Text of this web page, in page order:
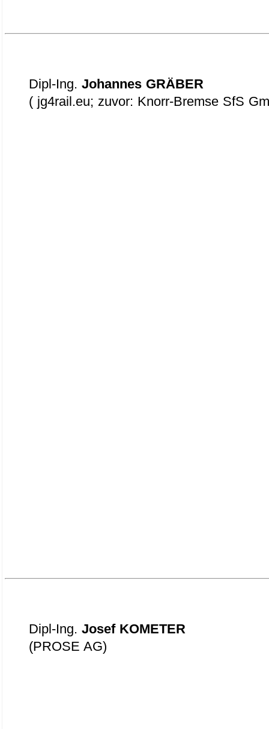
Dipl-Ing. Johannes GRÄBER
( jg4rail.eu; zuvor: Knorr-Bremse SfS
Dipl-Ing. Josef KOMETER
(PROSE AG)